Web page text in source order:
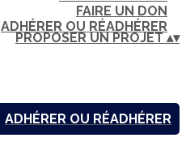
FAIRE UN DON
ADHÉRER OU RÉADHÉRER
PROPOSER UN PROJET▴▾
ADHÉRER OU RÉADHÉRER